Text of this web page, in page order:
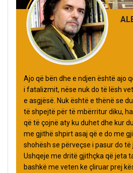
Ajo që bën dhe e ndjen është ajo
i fatalizmit, nëse nuk do të lësh
e asgjësë. Nuk është e thënë se
të shpejtë për të mbërritur diku,
që të çojnë aty ku duhet dhe kur
me gjithë shpirt asaj që e do me
shohësh se përveçse i pasur do të
Ushqeje me dritë gjithçka që jeta
bashkë me veten ke çliruar prej